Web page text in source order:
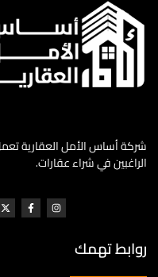
شركة أساس الأمل العقارية
الراغبين في شراء عقارات.
روابط تهمك